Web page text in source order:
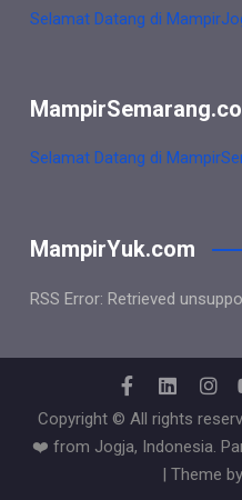
Selamat Datang di
Selamat Datang di
MampirYuk.com
RSS Error: Retrieved
Copyright © All rights
❤️ from Jogja, Indonesia.
| Theme by